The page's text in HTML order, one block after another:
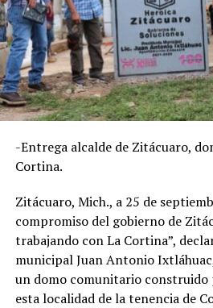
-Entrega alcalde de Zitácuaro,
Cortina.
Zitácuaro, Mich., a 25 de
compromiso del gobierno de
trabajando con La Cortina”,
municipal Juan Antonio
un domo comunitario construido
esta localidad de la tenencia de